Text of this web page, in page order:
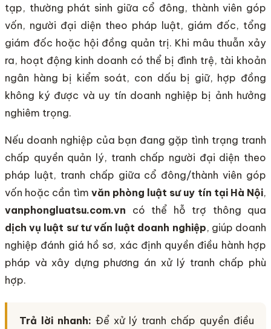
tạp, thường phát sinh giữa cổ đông, thành viên góp
vốn, người đại diện theo pháp luật, giám đốc, tổng
giám đốc hoặc hội đồng quản trị. Khi mâu thuẫn xảy
ra, hoạt động kinh doanh có thể bị đình trệ, tài khoản
ngân hàng bị kiểm soát, con dấu bị giữ, hợp đồng
không ký được và uy tín doanh nghiệp bị ảnh hưởng
nghiêm trọng.
Nếu doanh nghiệp của bạn đang gặp tình trạng tranh
chấp quyền quản lý, tranh chấp người đại diện theo
pháp luật, tranh chấp giữa cổ đông/thành viên góp
vốn hoặc cần tìm văn phòng luật sư uy tín tại Hà Nội,
vanphongluatsu.com.vn có thể hỗ trợ thông qua
dịch vụ luật sư tư vấn luật doanh nghiệp, giúp doanh
nghiệp đánh giá hồ sơ, xác định quyền điều hành hợp
pháp và xây dựng phương án xử lý tranh chấp phù
hợp.
Trả lời nhanh: Để xử lý tranh chấp quyền điều